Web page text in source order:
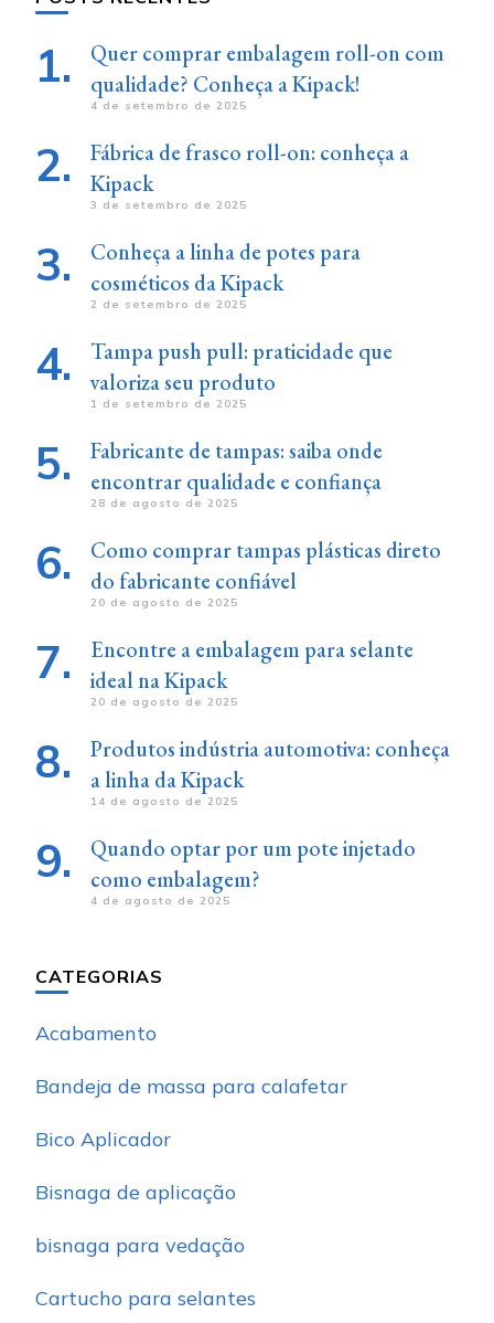
Quer comprar embalagem roll-on com
qualidade? Conheça a Kipack!
4 de setembro de 2025
Fábrica de frasco roll-on: conheça a
Kipack
3 de setembro de 2025
Conheça a linha de potes para
cosméticos da Kipack
2 de setembro de 2025
Tampa push pull: praticidade que
valoriza seu produto
1 de setembro de 2025
Fabricante de tampas: saiba onde
encontrar qualidade e confiança
28 de agosto de 2025
Como comprar tampas plásticas direto
do fabricante confiável
20 de agosto de 2025
Encontre a embalagem para selante
ideal na Kipack
20 de agosto de 2025
Produtos indústria automotiva: conheça
a linha da Kipack
14 de agosto de 2025
Quando optar por um pote injetado
como embalagem?
4 de agosto de 2025
CATEGORIAS
Acabamento
Bandeja de massa para calafetar
Bico Aplicador
Bisnaga de aplicação
bisnaga para vedação
Cartucho para selantes